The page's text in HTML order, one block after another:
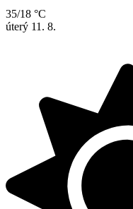
35/18 °C
úterý 11. 8.